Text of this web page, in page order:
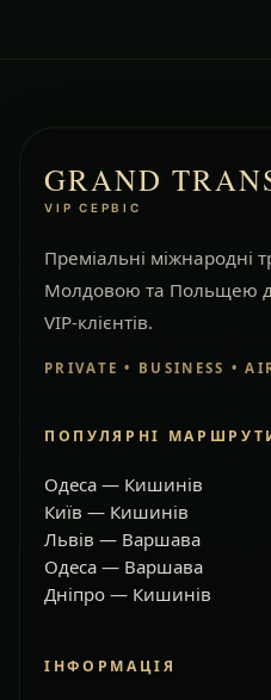
GRAND
VIP СЕРВІС
Преміальні міжнародні
Молдовою та Польщею
VIP-клієнтів.
PRIVATE • BUSINESS •
ПОПУЛЯРНІ
Одеса — Кишинів
Київ — Кишинів
Львів — Варшава
Одеса — Варшава
Дніпро — Кишинів
ІНФОРМАЦІЯ